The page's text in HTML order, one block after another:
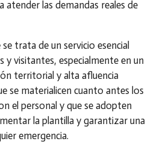
atender las demandas reales de
trata de un servicio esencial
y visitantes, especialmente en un
territorial y alta afluencia
se materialicen cuanto antes los
el personal y que se adopten
la plantilla y garantizar una
emergencia.